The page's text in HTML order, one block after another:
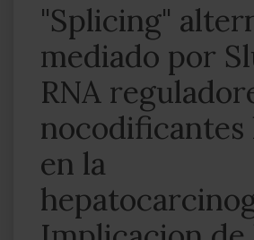
"Splicing"
mediado por
RNA
nocodificantes
en la